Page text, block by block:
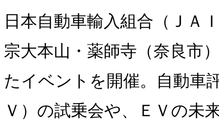
日本自動車輸入組合（ＪＡ
宗大本山・薬師寺（奈良市
たイベントを開催。自動車
Ｖ）の試乗会や、ＥＶの未